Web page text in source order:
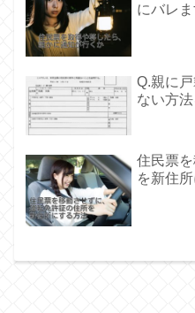
にバレ
Q.親に
ない方
住民票
を新住